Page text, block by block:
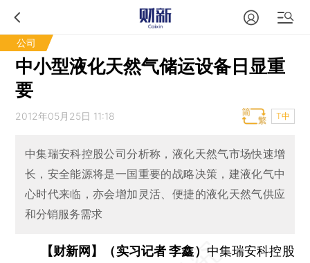
公司
中小型液化天然气储运设备日显重
要
2012年05月25日 11:18 T中
中集瑞安科控股公司分析称，液化天然气市场快速增
长，安全能源将是一国重要的战略决策，建液化气中
心时代来临，亦会增加灵活、便捷的液化天然气供应
和分销服务需求
【财新网】（实习记者 李鑫） 中集瑞安科控股